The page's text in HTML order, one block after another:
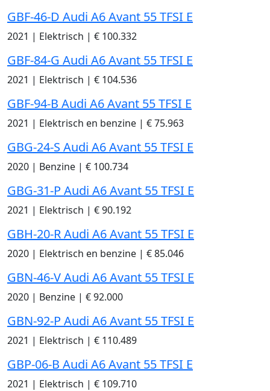
GBF-46-D Audi A6 Avant 55 TFSI E
2021 | Elektrisch | € 100.332
GBF-84-G Audi A6 Avant 55 TFSI E
2021 | Elektrisch | € 104.536
GBF-94-B Audi A6 Avant 55 TFSI E
2021 | Elektrisch en benzine | € 75.963
GBG-24-S Audi A6 Avant 55 TFSI E
2020 | Benzine | € 100.734
GBG-31-P Audi A6 Avant 55 TFSI E
2021 | Elektrisch | € 90.192
GBH-20-R Audi A6 Avant 55 TFSI E
2020 | Elektrisch en benzine | € 85.046
GBN-46-V Audi A6 Avant 55 TFSI E
2020 | Benzine | € 92.000
GBN-92-P Audi A6 Avant 55 TFSI E
2021 | Elektrisch | € 110.489
GBP-06-B Audi A6 Avant 55 TFSI E
2021 | Elektrisch | € 109.710